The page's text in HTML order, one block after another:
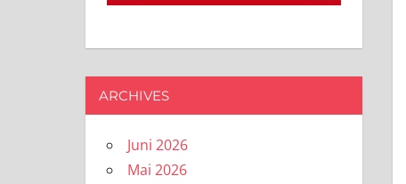
ARCHIVES
Juni 2026
Mai 2026